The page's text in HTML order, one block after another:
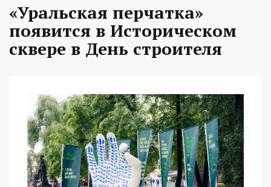
«Уральская перчатка»
появится в Историческом
сквере в День строителя